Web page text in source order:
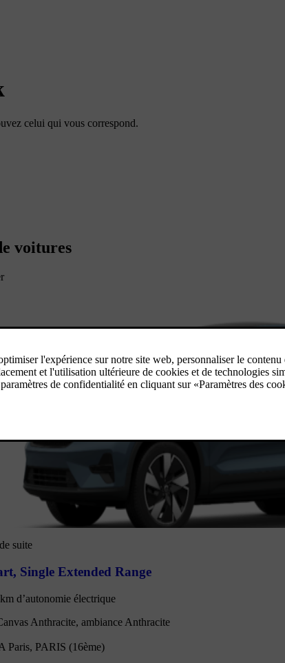
celui qui vous correspond.
voitures
suite
, Single Extended Range
d’autonomie électrique
Anthracite, ambiance Anthracite
Paris, PARIS (16ème)